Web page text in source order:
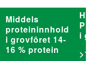
Middels
proteininnhold
i grovfôret 14-
16 % protein
i